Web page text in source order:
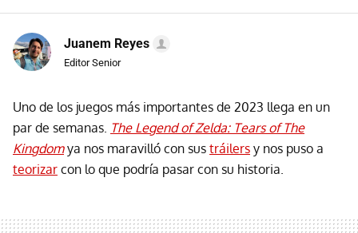
Juanem Reyes
Editor Senior
Uno de los juegos más importantes de 2023 llega en un
par de semanas. The Legend of Zelda: Tears of The
Kingdom ya nos maravilló con sus tráilers y nos puso a
teorizar con lo que podría pasar con su historia.